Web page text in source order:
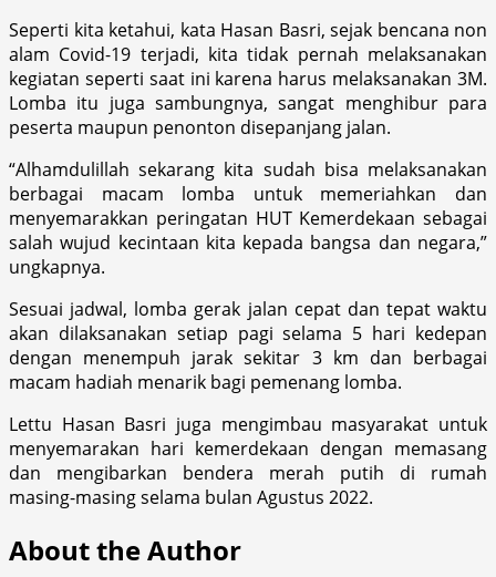
Seperti kita ketahui, kata Hasan Basri, sejak bencana non
alam Covid-19 terjadi, kita tidak pernah melaksanakan
kegiatan seperti saat ini karena harus melaksanakan 3M.
Lomba itu juga sambungnya, sangat menghibur para
peserta maupun penonton disepanjang jalan.
“Alhamdulillah sekarang kita sudah bisa melaksanakan
berbagai macam lomba untuk memeriahkan dan
menyemarakkan peringatan HUT Kemerdekaan sebagai
salah wujud kecintaan kita kepada bangsa dan negara,”
ungkapnya.
Sesuai jadwal, lomba gerak jalan cepat dan tepat waktu
akan dilaksanakan setiap pagi selama 5 hari kedepan
dengan menempuh jarak sekitar 3 km dan berbagai
macam hadiah menarik bagi pemenang lomba.
Lettu Hasan Basri juga mengimbau masyarakat untuk
menyemarakan hari kemerdekaan dengan memasang
dan mengibarkan bendera merah putih di rumah
masing-masing selama bulan Agustus 2022.
About the Author